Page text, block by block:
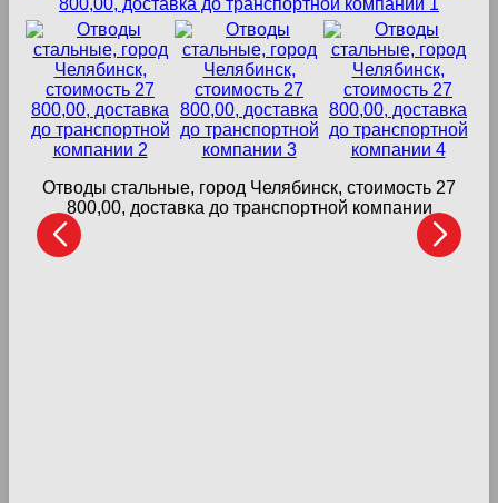
Отводы стальные, город Челябинск, стоимость 27
800,00, доставка до транспортной компании